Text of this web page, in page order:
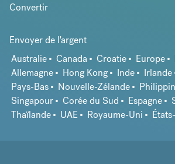
Convertir
Envoyer de l'argent
Australie
Canada Croatie Europe
Allemagne
Hong Kong Inde Irlande
Pays-Bas
Nouvelle-Zélande
Singapour
Corée du Sud Espagne
Thaïlande
UAE Royaume-Uni